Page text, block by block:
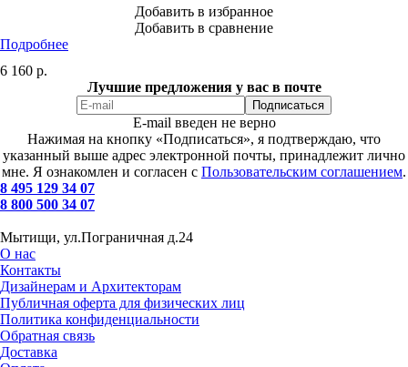
Добавить в избранное
Добавить в сравнение
Подробнее
6 160 р.
Лучшие предложения у вас в почте
E-mail введен не верно
Нажимая на кнопку «Подписаться», я подтверждаю, что
указанный выше адрес электронной почты, принадлежит лично
мне. Я ознакомлен и согласен с Пользовательским соглашением.
8 495 129 34 07
8 800 500 34 07
Мытищи, ул.Пограничная д.24
О нас
Контакты
Дизайнерам и Архитекторам
Публичная оферта для физических лиц
Политика конфиденциальности
Обратная связь
Доставка